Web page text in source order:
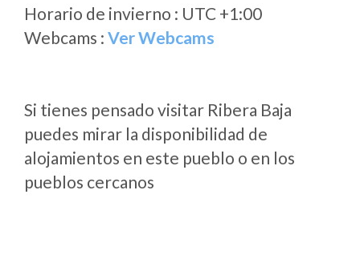
Horario de invierno : UTC +1:00
Webcams : Ver Webcams
Si tienes pensado visitar Ribera Baja
puedes mirar la disponibilidad de
alojamientos en este pueblo o en los
pueblos cercanos